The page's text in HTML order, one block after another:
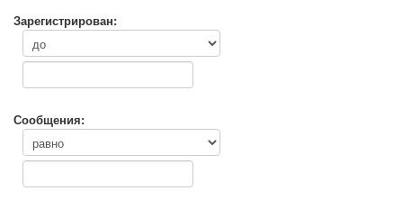
Зарегистрирован:
Сообщения: